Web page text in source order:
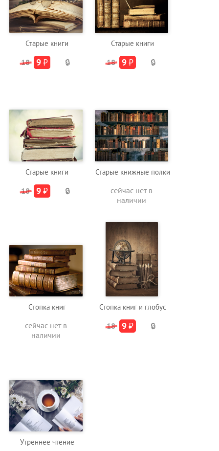
Старые книги
18 9₽ 🔒
Старые книги
18 9₽ 🔒
Старые книги
18 9₽ 🔒
Старые книжные полки
сейчас нет в
наличии
Стопка книг
сейчас нет в
наличии
Стопка книг и глобус
18 9₽ 🔒
Утреннее чтение